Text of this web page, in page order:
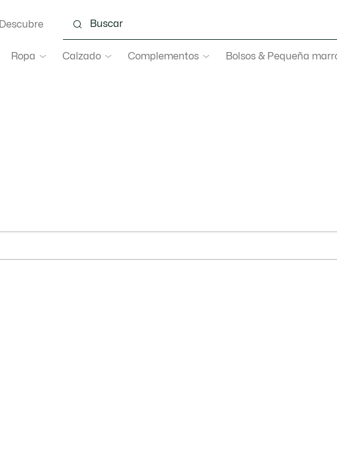
Ropa Calzado Complementos Bolsos & Pequeña
Descubre